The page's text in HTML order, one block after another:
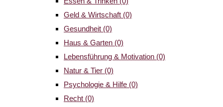
Geld & Wirtschaft (0)
Gesundheit (0)
Haus & Garten (0)
Lebensführung & Motivation (0)
Natur & Tier (0)
Psychologie & Hilfe (0)
Recht (0)